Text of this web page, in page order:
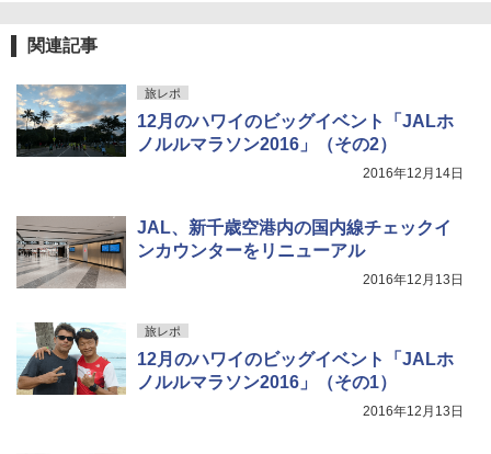
関連記事
旅レポ
12月のハワイのビッグイベント「JALホ
ノルルマラソン2016」（その2）
2016年12月14日
JAL、新千歳空港内の国内線チェックイ
ンカウンターをリニューアル
2016年12月13日
旅レポ
12月のハワイのビッグイベント「JALホ
ノルルマラソン2016」（その1）
2016年12月13日